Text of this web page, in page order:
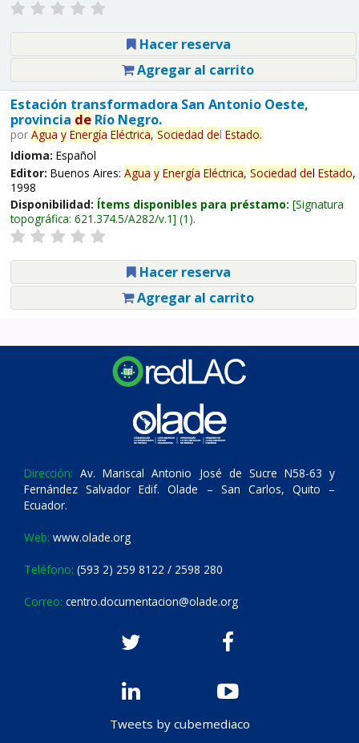
Hacer reserva
Agregar al carrito
Estación transformadora San Antonio Oeste,
provincia deRío Negro.
por Agua y Energía Eléctrica, Sociedad del Estado.
Idioma: Español
Editor: Buenos Aires: Agua y Energía Eléctrica, Sociedad del Estado,
1998
Disponibilidad: Ítems disponibles para préstamo: Signatura
topográfica: 621.374.5/A282/v.1 (1).
Hacer reserva
Agregar al carrito
Dirección: Av. Mariscal Antonio José de Sucre N58-63 y
Fernández Salvador Edif. Olade – San Carlos, Quito –
Ecuador.
Web: www.olade.org
Teléfono: (593 2) 259 8122 / 2598 280
Correo: centro.documentacion@olade.org
Tweets by cubemediaco